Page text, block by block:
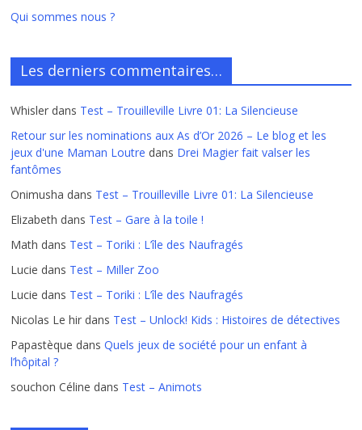
Qui sommes nous ?
Les derniers commentaires…
Whisler dans Test – Trouilleville Livre 01: La Silencieuse
Retour sur les nominations aux As d’Or 2026 – Le blog et les
jeux d'une Maman Loutre dans Drei Magier fait valser les
fantômes
Onimusha dans Test – Trouilleville Livre 01: La Silencieuse
Elizabeth dans Test – Gare à la toile !
Math dans Test – Toriki : L’île des Naufragés
Lucie dans Test – Miller Zoo
Lucie dans Test – Toriki : L’île des Naufragés
Nicolas Le hir dans Test – Unlock! Kids : Histoires de détectives
Papastèque dansQuels jeux de société pour un enfant à
l’hôpital ?
souchon Céline dans Test – Animots